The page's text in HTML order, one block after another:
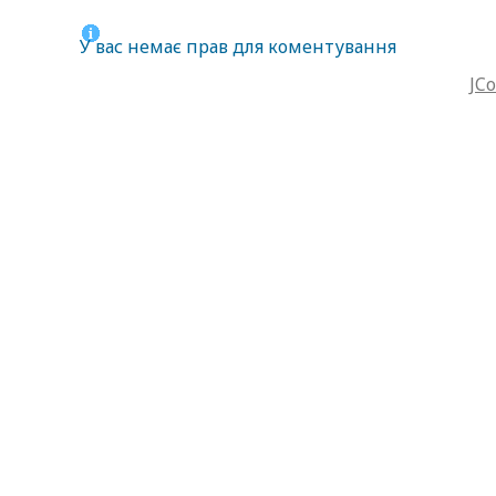
У вас немає прав для коментування